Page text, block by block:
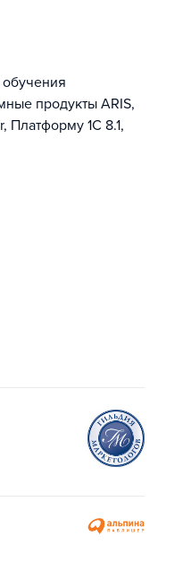
продукты ARIS,
Платформу 1С 8.1,